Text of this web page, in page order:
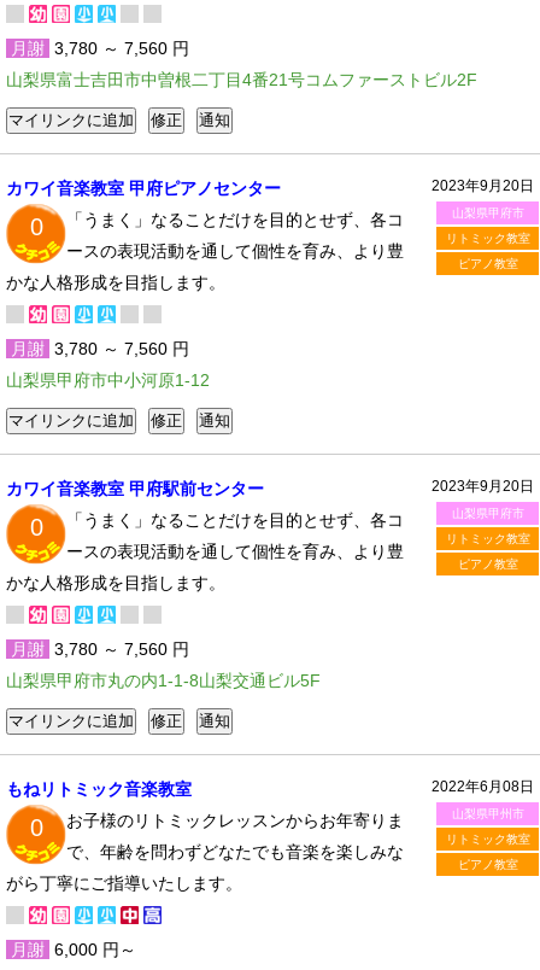
月謝 3,780 ～ 7,560 円
山梨県富士吉田市中曽根二丁目4番21号コムファーストビル2F
2023年9月20日
山梨県甲府市
リトミック教室
ピアノ教室
カワイ音楽教室 甲府ピアノセンター
0
「うまく」なることだけを目的とせず、各コ
ースの表現活動を通して個性を育み、より豊
かな人格形成を目指します。
月謝 3,780 ～ 7,560 円
山梨県甲府市中小河原1-12
2023年9月20日
山梨県甲府市
リトミック教室
ピアノ教室
カワイ音楽教室 甲府駅前センター
0
「うまく」なることだけを目的とせず、各コ
ースの表現活動を通して個性を育み、より豊
かな人格形成を目指します。
月謝 3,780 ～ 7,560 円
山梨県甲府市丸の内1-1-8山梨交通ビル5F
2022年6月08日
山梨県甲州市
リトミック教室
ピアノ教室
もねリトミック音楽教室
0
お子様のリトミックレッスンからお年寄りま
で、年齢を問わずどなたでも音楽を楽しみな
がら丁寧にご指導いたします。
月謝 6,000 円～